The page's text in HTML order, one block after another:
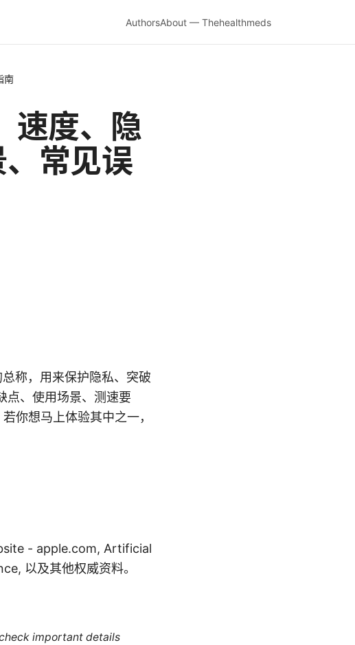
AuthorsAbout — Thehealthmeds
南
速度、隐
常见误
称，用来保护隐私、突破
点、使用场景、测速要
你想马上体验其中之一，
- apple.com, Artificial
以及其他权威资料。
important details